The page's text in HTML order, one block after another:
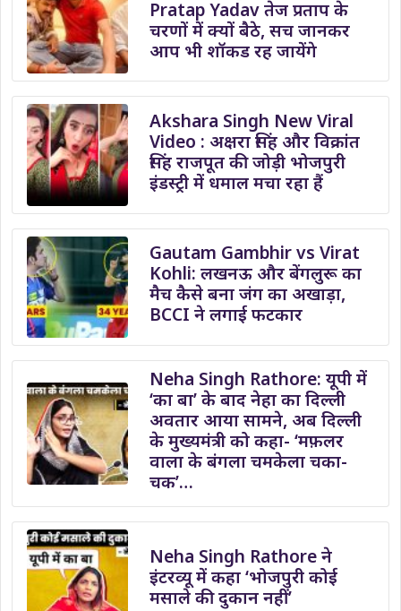
Pratap Yadav तेज प्रताप के
चरणों में क्यों बैठे, सच जानकर
आप भी शॉकड रह जायेंगे
Akshara Singh New Viral
Video : अक्षरा सिंह और विक्रांत
सिंह राजपूत की जोड़ी भोजपुरी
इंडस्ट्री में धमाल मचा रहा हैं
Gautam Gambhir vs Virat
Kohli: लखनऊ और बेंगलुरू का
मैच कैसे बना जंग का अखाड़ा,
BCCI ने लगाई फटकार
Neha Singh Rathore: यूपी में
‘का बा’ के बाद नेहा का दिल्ली
अवतार आया सामने, अब दिल्ली
के मुख्यमंत्री को कहा- ‘मफ़लर
वाला के बंगला चमकेला चका-
चक’…
Neha Singh Rathore ने
इंटरव्यू में कहा ‘भोजपुरी कोई
मसाले की दुकान नहीं’